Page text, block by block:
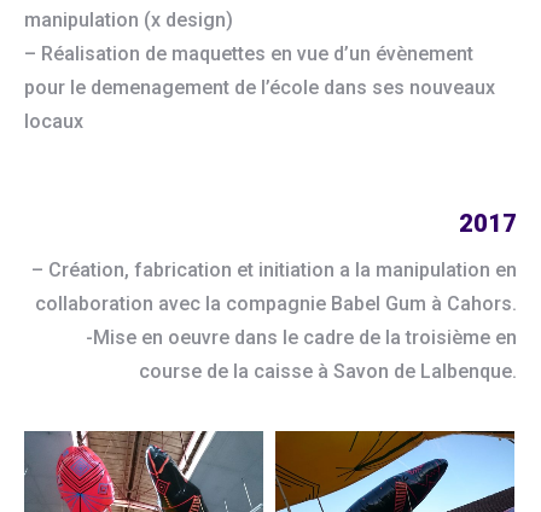
manipulation (x design)
– Réalisation de maquettes en vue d’un évènement
pour le demenagement de l’école dans ses nouveaux
locaux
2017
– Création, fabrication et initiation a la manipulation en
collaboration avec la compagnie Babel Gum à Cahors.
-Mise en oeuvre dans le cadre de la troisième en
course de la caisse à Savon de Lalbenque.